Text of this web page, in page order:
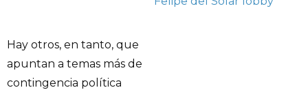
Hay otros, en tanto, que
apuntan a temas más de
contingencia política